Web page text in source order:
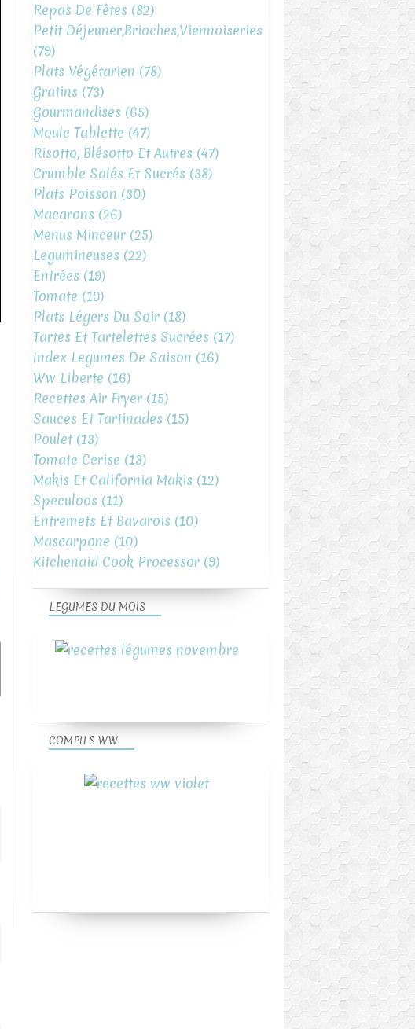
Repas De Fêtes (82)
Petit Déjeuner,brioches,viennoiseries
(79)
Plats Végétarien (78)
Gratins (73)
Gourmandises (65)
Moule Tablette (47)
Risotto, Blésotto Et Autres (47)
Crumble Salés Et Sucrés (38)
Plats Poisson (30)
Macarons (26)
Menus Minceur (25)
Legumineuses (22)
Entrées (19)
Tomate (19)
Plats Légers Du Soir (18)
Tartes Et Tartelettes Sucrées (17)
Index Legumes De Saison (16)
Ww Liberte (16)
Recettes Air Fryer (15)
Sauces Et Tartinades (15)
Poulet(13)
Tomate Cerise (13)
Makis Et California Makis (12)
Speculoos (11)
Entremets Et Bavarois (10)
Mascarpone (10)
Kitchenaid Cook Processor (9)
LEGUMES DU MOIS
COMPILS WW